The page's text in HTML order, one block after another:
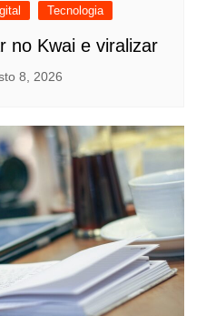
Tecnologia
no Kwai e viralizar
8, 2026